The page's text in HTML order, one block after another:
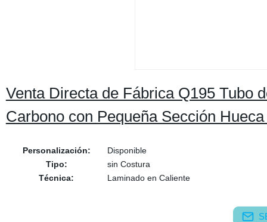
Venta Directa de Fábrica Q195 Tubo
Carbono con Pequeña Sección
Personalización:
Disponible
Tipo:
sin Costura
Técnica:
Laminado en Caliente